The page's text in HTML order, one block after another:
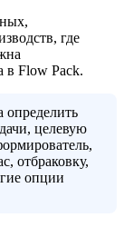
где
в Flow Pack.
определить
целевую
отбраковку,
опции